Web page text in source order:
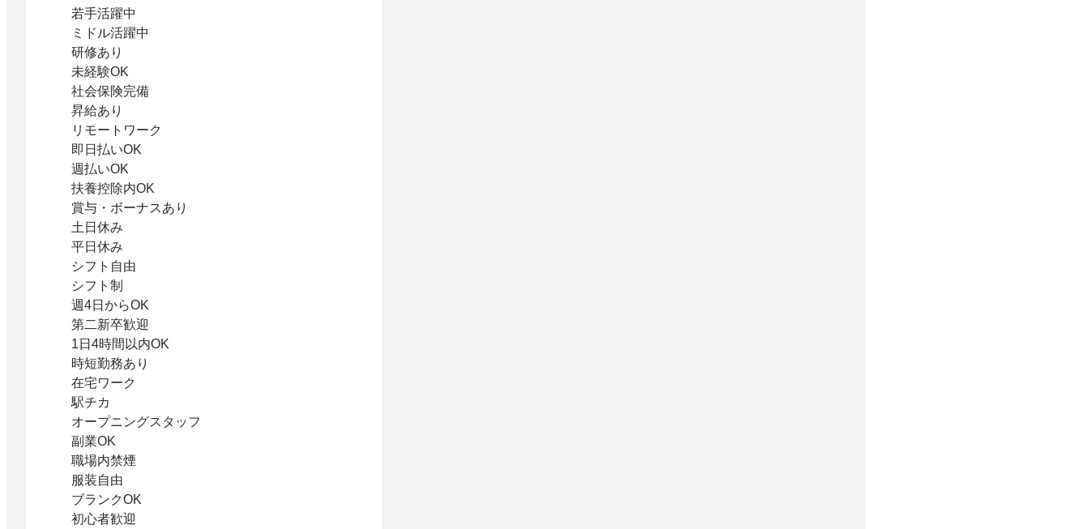
若手活躍中
ミドル活躍中
研修あり
未経験OK
社会保険完備
昇給あり
リモートワーク
即日払いOK
週払いOK
扶養控除内OK
賞与・ボーナスあり
土日休み
平日休み
シフト自由
シフト制
週4日からOK
第二新卒歓迎
1日4時間以内OK
時短勤務あり
在宅ワーク
駅チカ
オープニングスタッフ
副業OK
職場内禁煙
服装自由
ブランクOK
初心者歓迎